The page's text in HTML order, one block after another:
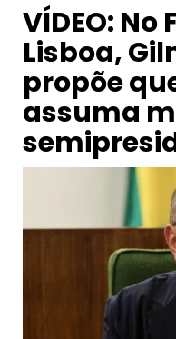
VÍDEO: No
Lisboa,
propõe
assuma